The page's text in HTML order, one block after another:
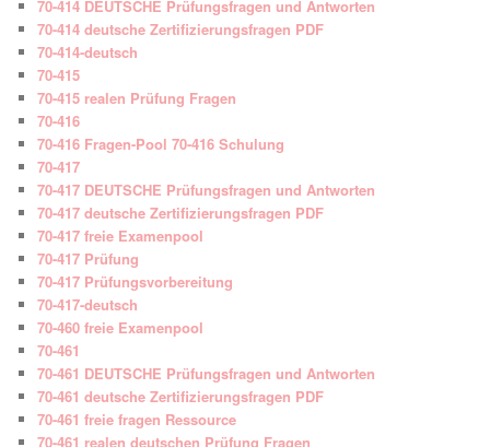
70-414 DEUTSCHE Prüfungsfragen und Antworten
70-414 deutsche Zertifizierungsfragen PDF
70-414-deutsch
70-415
70-415 realen Prüfung Fragen
70-416
70-416 Fragen-Pool 70-416 Schulung
70-417
70-417 DEUTSCHE Prüfungsfragen und Antworten
70-417 deutsche Zertifizierungsfragen PDF
70-417 freie Examenpool
70-417 Prüfung
70-417 Prüfungsvorbereitung
70-417-deutsch
70-460 freie Examenpool
70-461
70-461 DEUTSCHE Prüfungsfragen und Antworten
70-461 deutsche Zertifizierungsfragen PDF
70-461 freie fragen Ressource
70-461 realen deutschen Prüfung Fragen